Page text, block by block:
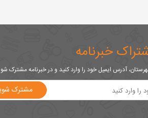
خبرنامه
آدرس ایمیل خود را وارد کنید و در خبرنامه مشترک
مشترک